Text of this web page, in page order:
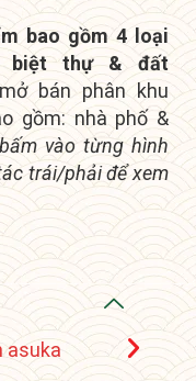
bao gồm 4 loại
biệt thự & đất
bán phân khu
gồm: nhà phố &
vào từng hình
trái/phải để xem